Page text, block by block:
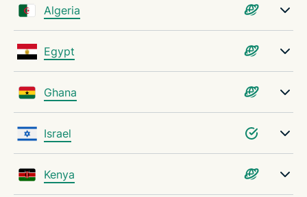
Algeria
Egypt
Ghana
Israel
Kenya